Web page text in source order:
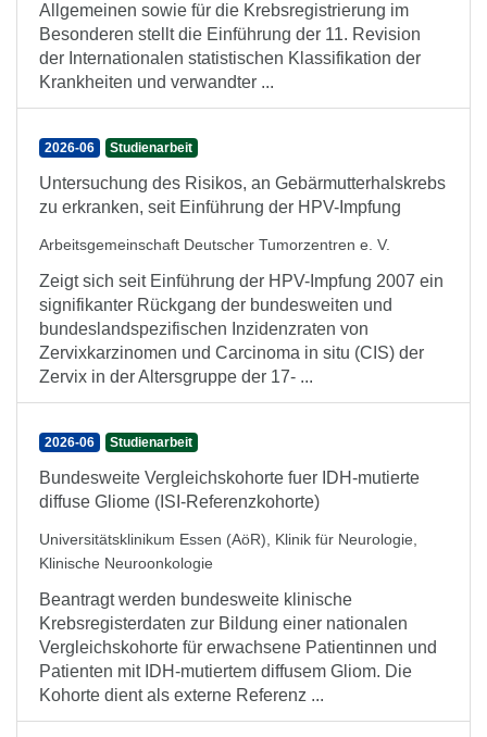
Allgemeinen sowie für die Krebsregistrierung im
Besonderen stellt die Einführung der 11. Revision
der Internationalen statistischen Klassifikation der
Krankheiten und verwandter ...
2026-06 Studienarbeit
Untersuchung des Risikos, an Gebärmutterhalskrebs
zu erkranken, seit Einführung der HPV-Impfung
Arbeitsgemeinschaft Deutscher Tumorzentren e. V.
Zeigt sich seit Einführung der HPV-Impfung 2007 ein
signifikanter Rückgang der bundesweiten und
bundeslandspezifischen Inzidenzraten von
Zervixkarzinomen und Carcinoma in situ (CIS) der
Zervix in der Altersgruppe der 17- ...
2026-06 Studienarbeit
Bundesweite Vergleichskohorte fuer IDH-mutierte
diffuse Gliome (ISI-Referenzkohorte)
Universitätsklinikum Essen (AöR), Klinik für Neurologie,
Klinische Neuroonkologie
Beantragt werden bundesweite klinische
Krebsregisterdaten zur Bildung einer nationalen
Vergleichskohorte für erwachsene Patientinnen und
Patienten mit IDH-mutiertem diffusem Gliom. Die
Kohorte dient als externe Referenz ...